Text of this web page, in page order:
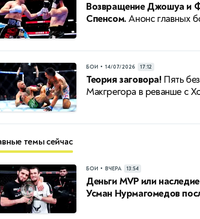
Возвращение Джошуа и
Спенсом. Анонс главных
БОИ • 14/07/2026 17:12
Теория заговора! Пять
Макгрегора в реванше с
темы сейчас
БОИ • ВЧЕРА 13:54
Деньги MVP или
Усман Нурмагомедов